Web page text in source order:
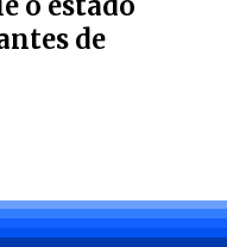
o estado
de